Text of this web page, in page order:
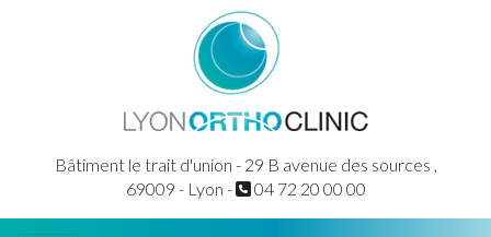
Bâtiment le trait d'union - 29 B avenue des sources ,
69009 - Lyon -
04 72 20 00 00